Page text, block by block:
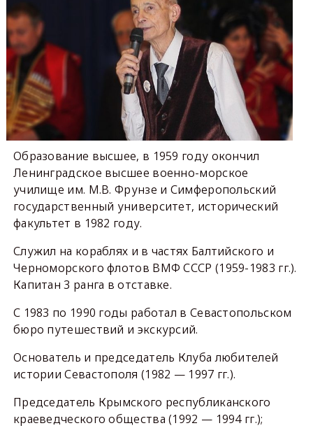
Образование высшее, в 1959 году окончил
Ленинградское высшее военно-морское
училище им. М.В. Фрунзе и Симферопольский
государственный университет, исторический
факультет в 1982 году.
Служил на кораблях и в частях Балтийского и
Черноморского флотов ВМФ СССР (1959-1983 гг.).
Капитан 3 ранга в отставке.
С 1983 по 1990 годы работал в Севастопольском
бюро путешествий и экскурсий.
Основатель и председатель Клуба любителей
истории Севастополя (1982 — 1997 гг.).
Председатель Крымского республиканского
краеведческого общества (1992 — 1994 гг.);